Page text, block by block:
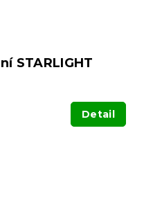
STARLIGHT
Detail